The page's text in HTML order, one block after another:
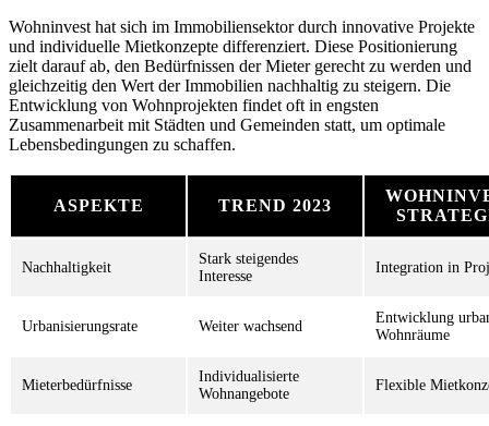
Wohninvest hat sich im Immobiliensektor durch innovative Projekte
und individuelle Mietkonzepte differenziert. Diese Positionierung
zielt darauf ab, den Bedürfnissen der Mieter gerecht zu werden und
gleichzeitig den Wert der Immobilien nachhaltig zu steigern. Die
Entwicklung von Wohnprojekten findet oft in engsten
Zusammenarbeit mit Städten und Gemeinden statt, um optimale
Lebensbedingungen zu schaffen.
ASPEKTE TREND 2023
Nachhaltigkeit
Stark steigendes
Interesse
Integration in
Urbanisierungsrate Weiter wachsend
Entwicklung
Wohnräume
Mieterbedürfnisse
Individualisierte
Wohnangebote
Flexible